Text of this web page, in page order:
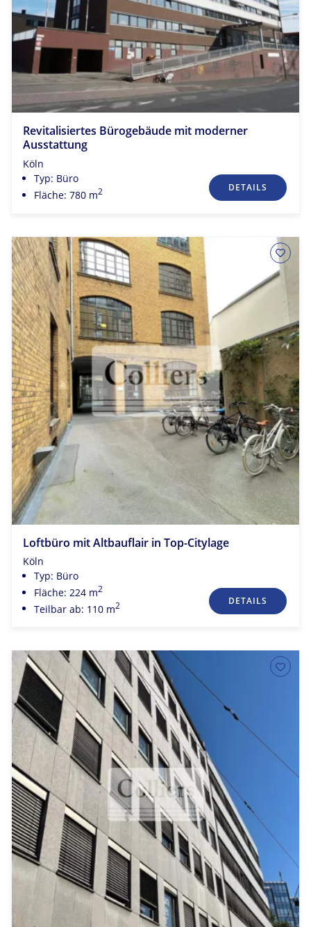
Revitalisiertes Bürogebäude mit moderner
Ausstattung
Köln
Typ: Büro
Fläche: 780 m2 DETAILS
Loftbüro mit Altbauflair in Top-Citylage
Köln
Typ: Büro
Fläche: 224 m2
Teilbar ab: 110 m2 DETAILS